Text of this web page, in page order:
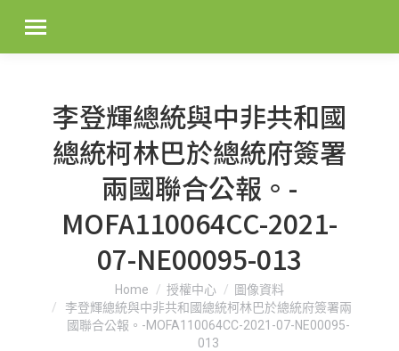
李登輝總統與中非共和國
總統柯林巴於總統府簽署
兩國聯合公報。-
MOFA110064CC-2021-
07-NE00095-013
You are here:Home 授權中心
圖像資料
李登輝總統與中非共和國總統柯林巴於總統府簽署兩
國聯合公報。-MOFA110064CC-2021-07-NE00095-
013